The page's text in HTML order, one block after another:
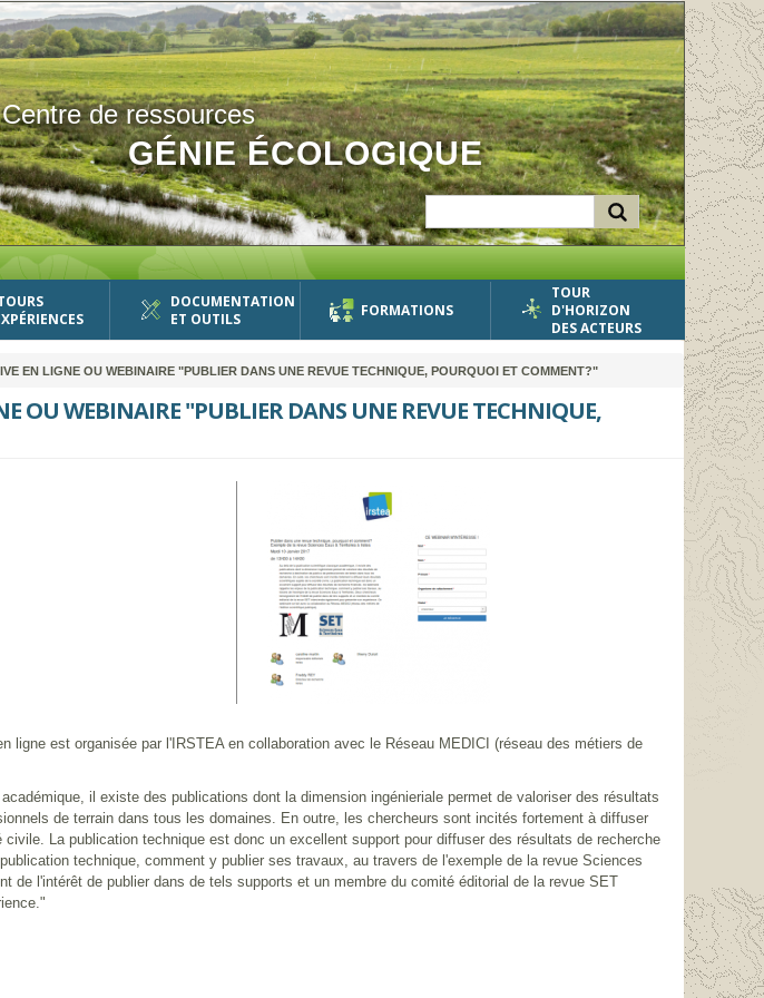
Centre de ressources
GÉNIE ÉCOLOGIQUE
DOCUMENTATION
ET OUTILS
FORMATIONS
TOUR
D'HORIZON
DES ACTEURS
EN LIGNE OU WEBINAIRE "PUBLIER DANS UNE REVUE TECHNIQUE, POURQUOI ET COMMENT?"
OU WEBINAIRE "PUBLIER DANS UNE REVUE TECHNIQUE,
ligne est organisée par l'IRSTEA en collaboration avec le Réseau MEDICI (réseau des métiers de
il existe des publications dont la dimension ingénieriale permet de valoriser des résultats
de terrain dans tous les domaines. En outre, les chercheurs sont incités fortement à diffuser
La publication technique est donc un excellent support pour diffuser des résultats de recherche
technique, comment y publier ses travaux, au travers de l'exemple de la revue Sciences
de l'intérêt de publier dans de tels supports et un membre du comité éditorial de la revue SET